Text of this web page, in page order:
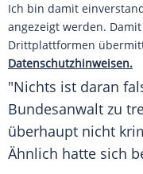
Ich bin damit
angezeigt werden.
Drittplattformen
Datenschutzhinweisen.
"Nichts ist daran
Bundesanwalt zu
überhaupt nicht
Ähnlich hatte sich